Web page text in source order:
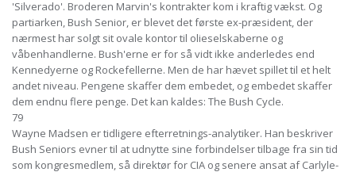
'Silverado'. Broderen Marvin's kontrakter kom i kraftig vækst. Og
partiarken, Bush Senior, er blevet det første ex-præsident, der
nærmest har solgt sit ovale kontor til olieselskaberne og
våbenhandlerne. Bush'erne er for så vidt ikke anderledes end
Kennedyerne og Rockefellerne. Men de har hævet spillet til et helt
andet niveau. Pengene skaffer dem embedet, og embedet skaffer
dem endnu flere penge. Det kan kaldes: The Bush Cycle.
79
Wayne Madsen er tidligere efterretnings-analytiker. Han beskriver
Bush Seniors evner til at udnytte sine forbindelser tilbage fra sin tid
som kongresmedlem, så direktør for CIA og senere ansat af Carlyle-